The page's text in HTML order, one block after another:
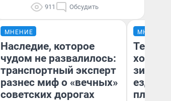
911 Обсудить
МНЕНИЕ
Наследие, которое
чудом не развалилось:
транспортный эксперт
разнес миф о «вечных»
советских дорогах
МНЕНИЕ
Тепло
зимой.
ездит
плюсы